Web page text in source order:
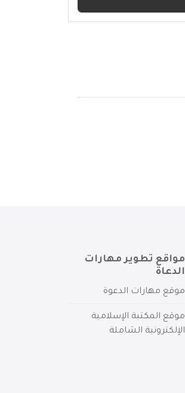
مواقع تطوير مهارات
الدعاة
موقع مهارات الدعوة
موقع المكتبة الإسلامية
الإلكترونية الشاملة